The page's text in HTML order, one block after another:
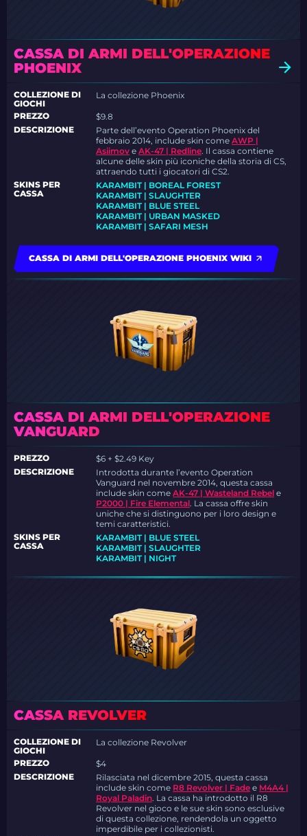
CASSA DI ARMI DELL'OPERAZIONE
PHOENIX
COLLEZIONE DI
GIOCHI
La collezione Phoenix
PREZZO
$9.8
DESCRIZIONE
Parte dell’evento Operation Phoenix del
febbraio 2014, include skin comeAWP |
Asiimov eAK-47 | Redline. Il cassa contiene
alcune delle skin più iconiche della storia di CS,
attraendo tutti i giocatori di CS2.
SKINS PER
CASSA
KARAMBIT | BOREAL FOREST
KARAMBIT | SLAUGHTER
KARAMBIT | BLUE STEEL
KARAMBIT | URBAN MASKED
KARAMBIT | SAFARI MESH
CASSA DI ARMI DELL'OPERAZIONE PHOENIX WIKI
CASSA DI ARMI DELL'OPERAZIONE
VANGUARD
PREZZO
$6 + $2.49 Key
DESCRIZIONE
Introdotta durante l’evento Operation
Vanguard nel novembre 2014, questa cassa
include skin comeAK-47 | Wasteland Rebel e
P2000 | Fire Elemental. La cassa offre skin
uniche che si distinguono per i loro design e
temi caratteristici.
SKINS PER
CASSA
KARAMBIT | BLUE STEEL
KARAMBIT | SLAUGHTER
KARAMBIT | NIGHT
CASSA REVOLVER
COLLEZIONE DI
GIOCHI
La collezione Revolver
PREZZO
$4
DESCRIZIONE
Rilasciata nel dicembre 2015, questa cassa
include skin come R8 Revolver | Fade e M4A4 |
Royal Paladin. La cassa ha introdotto il R8
Revolver nel gioco e le sue skin sono esclusive
di questa collezione, rendendola un oggetto
imperdibile per i collezionisti.